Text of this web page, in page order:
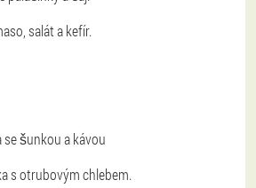
salát a kefír.
šunkou a kávou
s otrubovým chlebem.